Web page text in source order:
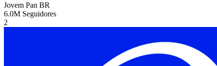
Jovem Pan BR
6.0M Seguidores
2